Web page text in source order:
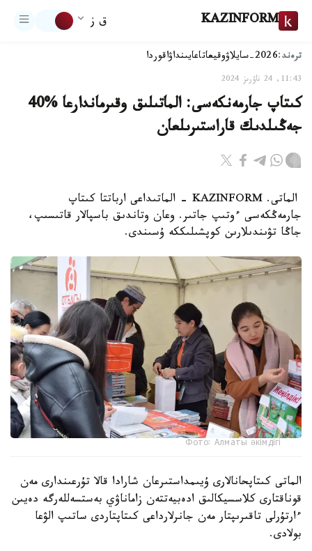
KAZINFORM ق ز
ترەند:2026-سايلاۋ وقيعاتاعايىنداۋاقوردا
11:43, 24 ناۋرىز 2024
كىتاپ جارمەنكەسى: الماتىلىق وقىرماندارعا %40
جەڭىلدىك قاراستىرىلعان
الماتى. KAZINFORM - الماتىداعى ارباتتا كىتاپ
جارمەڭكەسى ءوتىپ جاتىر. وعان وتاندىق باسپالار قاتىسىپ،
جاڭا تۋىندىلارىن كوپشىلىككە ۇسىندى.
Фото: Алматы әкімдігі
الماتى كىتاپحانالارى ۇيىمداستىرعان شارادا قالا تۇرعىندارى مەن
قوناقتارى كلاسسيكالىق ادەبيەتتەن زاماناۋي بەستسەللەرگە دەيىن
ءارتۇرلى تاقىرىپتار مەن جانرلارداعى كىتاپتاردى ساتىپ الۋعا
بولادى.